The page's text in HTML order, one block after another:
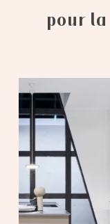
pour la